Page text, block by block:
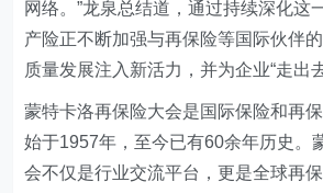
网络。”龙泉总结道，通过持续深化这
产险正不断加强与再保险等国际伙伴
质量发展注入新活力，并为企业“走出
蒙特卡洛再保险大会是国际保险和再
始于1957年，至今已有60余年历史。
会不仅是行业交流平台，更是全球再